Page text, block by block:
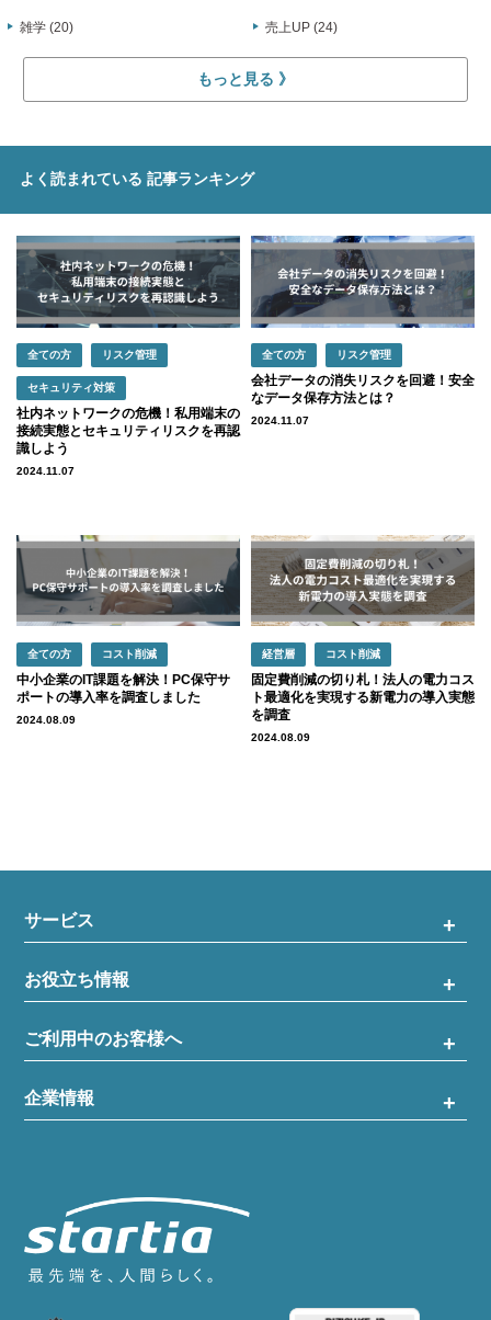
雑学 (20) 売上UP (24)
もっと見る
よく読まれている 記事ランキング
全ての方 リスク管理
セキュリティ対策
社内ネットワークの危機！私用端末の
接続実態とセキュリティリスクを再認
識しよう
2024.11.07
全ての方 リスク管理
会社データの消失リスクを回避！安全
なデータ保存方法とは？
2024.11.07
全ての方 コスト削減
中小企業のIT課題を解決！PC保守サ
ポートの導入率を調査しました
2024.08.09
経営層 コスト削減
固定費削減の切り札！法人の電力コス
ト最適化を実現する新電力の導入実態
を調査
2024.08.09
サービス
お役立ち情報
ご利用中のお客様へ
企業情報